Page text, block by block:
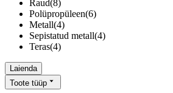
Raud(8)
Polüpropüleen(6)
Metall(4)
Sepistatud metall(4)
Teras(4)
Laienda
Toote tüüp